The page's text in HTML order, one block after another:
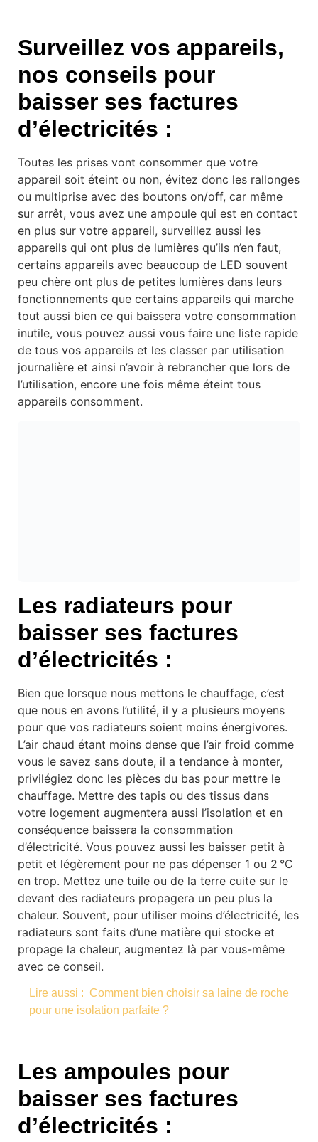
Surveillez vos appareils,
nos conseils pour
baisser ses factures
d’électricités :
Toutes les prises vont consommer que votre
appareil soit éteint ou non, évitez donc les rallonges
ou multiprise avec des boutons on/off, car même
sur arrêt, vous avez une ampoule qui est en contact
en plus sur votre appareil, surveillez aussi les
appareils qui ont plus de lumières qu’ils n’en faut,
certains appareils avec beaucoup de LED souvent
peu chère ont plus de petites lumières dans leurs
fonctionnements que certains appareils qui marche
tout aussi bien ce qui baissera votre consommation
inutile, vous pouvez aussi vous faire une liste rapide
de tous vos appareils et les classer par utilisation
journalière et ainsi n’avoir à rebrancher que lors de
l’utilisation, encore une fois même éteint tous
appareils consomment.
Les radiateurs pour
baisser ses factures
d’électricités :
Bien que lorsque nous mettons le chauffage, c’est
que nous en avons l’utilité, il y a plusieurs moyens
pour que vos radiateurs soient moins énergivores.
L’air chaud étant moins dense que l’air froid comme
vous le savez sans doute, il a tendance à monter,
privilégiez donc les pièces du bas pour mettre le
chauffage. Mettre des tapis ou des tissus dans
votre logement augmentera aussi l’isolation et en
conséquence baissera la consommation
d’électricité. Vous pouvez aussi les baisser petit à
petit et légèrement pour ne pas dépenser 1 ou 2 °C
en trop. Mettez une tuile ou de la terre cuite sur le
devant des radiateurs propagera un peu plus la
chaleur. Souvent, pour utiliser moins d’électricité, les
radiateurs sont faits d’une matière qui stocke et
propage la chaleur, augmentez là par vous-même
avec ce conseil.
Lire aussi : Comment bien choisir sa laine de roche
pour une isolation parfaite ?
Les ampoules pour
baisser ses factures
d’électricités :